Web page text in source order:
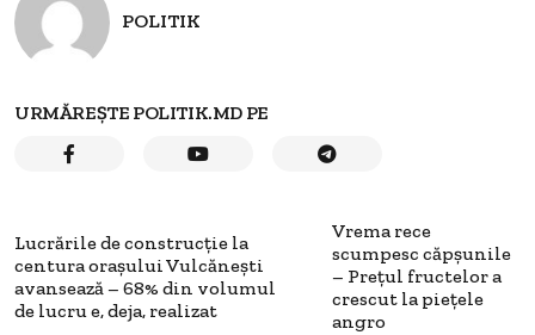
POLITIK
URMĂREȘTE POLITIK.MD PE
Lucrările de construcție la
centura orașului Vulcănești
avansează – 68% din volumul
de lucru e, deja, realizat
Vrema rece
scumpesc căpșunile
– Prețul fructelor a
crescut la piețele
angro